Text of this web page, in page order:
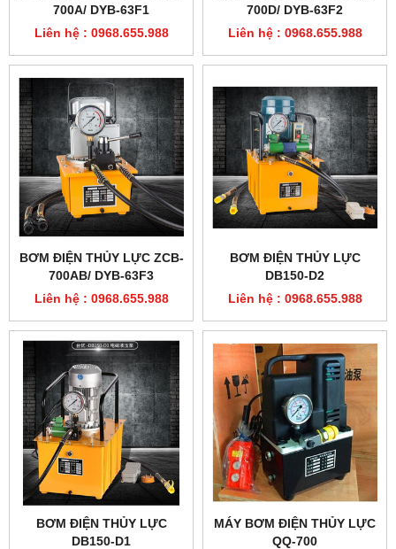
700A/ DYB-63F1
Liên hệ : 0968.655.988
700D/ DYB-63F2
Liên hệ : 0968.655.988
BƠM ĐIỆN THỦY LỰC ZCB-
700AB/ DYB-63F3
Liên hệ : 0968.655.988
BƠM ĐIỆN THỦY LỰC
DB150-D2
Liên hệ : 0968.655.988
BƠM ĐIỆN THỦY LỰC
DB150-D1
MÁY BƠM ĐIỆN THỦY LỰC
QQ-700